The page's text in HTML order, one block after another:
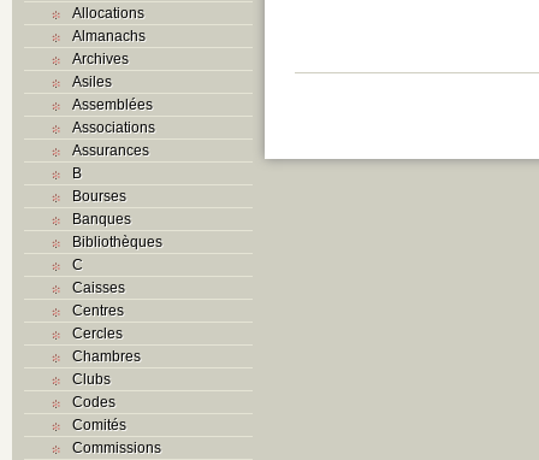
Allocations
Almanachs
Archives
Asiles
Assemblées
Associations
Assurances
B
Bourses
Banques
Bibliothèques
C
Caisses
Centres
Cercles
Chambres
Clubs
Codes
Comités
Commissions